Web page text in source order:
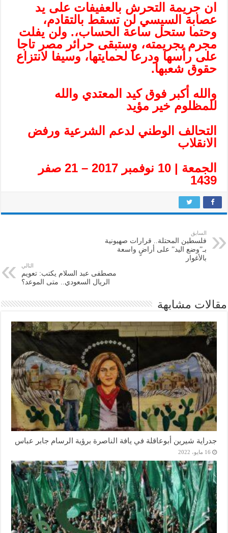
ان جريمة التحرش بالعفيفات على يد
عصابة السيسي لن تسقط بالتقادم،
وحتما ستحل ساعة الحساب،. ولن يفلت
مجرم بجريمته، وستبقى حرائر مصر تاجا
على رأسها ودرعا لحمايتها، وسيفا لانتزاع
حقوق شعبها.
والله أكبر فوق كيد المعتدي والله
للمظلوم خير مؤيد
التحالف الوطني لدعم الشرعية ورفض
الانقلاب
الجمعة | 10 نوفمبر 2017 – 21 صفر
1439
السابق
فلسطين المحتلة.. قرارات صهيونية
بـ”وضع اليد” على أراضٍ واسعة
بالأغوار
التالي
مصطفى عبد السلام يكتب: تعويم
الريال السعودي.. متى الموعد؟
مقالات مشابهة
جدراية شيرين أبوعاقلة في يافة الناصرة برؤية الرسام جابر عباس
16 مايو، 2022